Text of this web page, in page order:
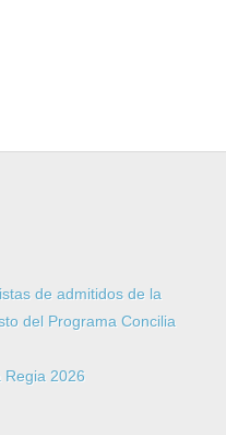
de admitidos de la
del Programa Concilia
Regia 2026